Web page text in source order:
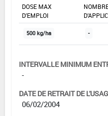
DOSE MAX
D'EMPLOI
500 kg/ha -
INTERVALLE MINIMUM
-
DATE DE RETRAIT DE
06/02/2004